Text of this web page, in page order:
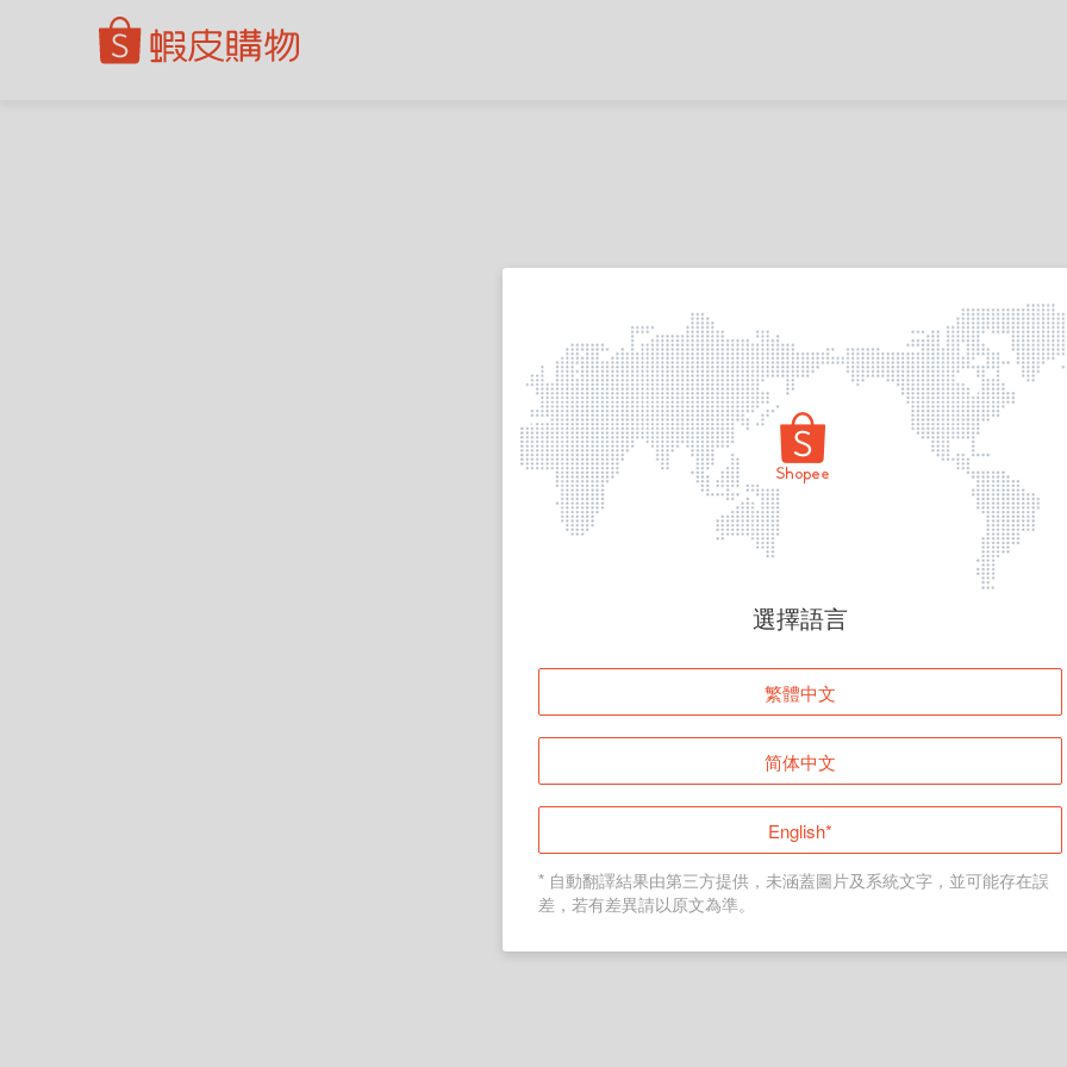
頁面無法顯示
登入
返回首頁
選擇語言
繁體中文
简体中文
English*
* 自動翻譯結果由第三方提供，未涵蓋圖片及系統文字，並可能存在誤
差，若有差異請以原文為準。